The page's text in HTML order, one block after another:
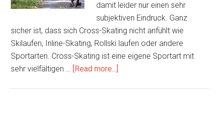
damit leider nur einen sehr
subjektiven Eindruck. Ganz
sicher ist, dass sich Cross-Skating nicht anfühlt wie
Skilaufen, Inline-Skating, Rollski laufen oder andere
Sportarten. Cross-Skating ist eine eigene Sportart mit
sehr vielfältigen …
[Read more...]